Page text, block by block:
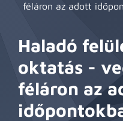
féláron az adott
Haladó
oktatás -
féláron az